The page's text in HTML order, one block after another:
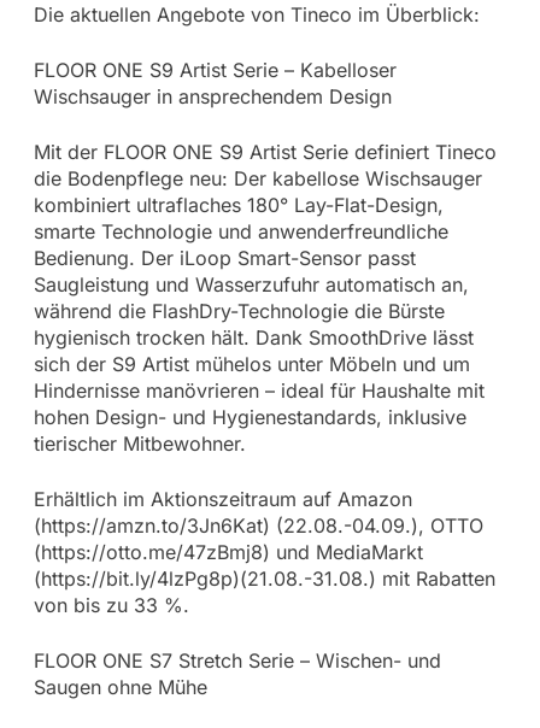
Die aktuellen Angebote von Tineco im Überblick:
FLOOR ONE S9 Artist Serie – Kabelloser
Wischsauger in ansprechendem Design
Mit der FLOOR ONE S9 Artist Serie definiert Tineco
die Bodenpflege neu: Der kabellose Wischsauger
kombiniert ultraflaches 180° Lay-Flat-Design,
smarte Technologie und anwenderfreundliche
Bedienung. Der iLoop Smart-Sensor passt
Saugleistung und Wasserzufuhr automatisch an,
während die FlashDry-Technologie die Bürste
hygienisch trocken hält. Dank SmoothDrive lässt
sich der S9 Artist mühelos unter Möbeln und um
Hindernisse manövrieren – ideal für Haushalte mit
hohen Design- und Hygienestandards, inklusive
tierischer Mitbewohner.
Erhältlich im Aktionszeitraum auf Amazon
(https://amzn.to/3Jn6Kat) (22.08.-04.09.), OTTO
(https://otto.me/47zBmj8) und MediaMarkt
(https://bit.ly/4lzPg8p)(21.08.-31.08.) mit Rabatten
von bis zu 33 %.
FLOOR ONE S7 Stretch Serie – Wischen- und
Saugen ohne Mühe